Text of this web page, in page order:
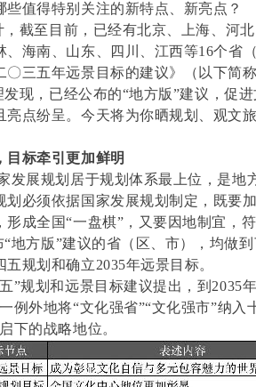
些值得特别关注的新特点、新亮点？
截至目前，已经有北京、上海、河
、海南、山东、四川、江西等16个省
〇三五年远景目标的建议》（以下简称
现，已经公布的“地方版”建议，促
亮点纷呈。今天将为你晒规划、观文旅
目标牵引更加鲜明
发展规划居于规划体系最上位，是地
划必须依据国家发展规划制定，既要
形成全国“一盘棋”，又要因地制宜，
地方版”建议的省（区、市），均做
规划和确立2035年远景目标。
”规划和远景目标建议提出，到2035
例外地将“文化强省”“文化强市”纳
下的战略地位。